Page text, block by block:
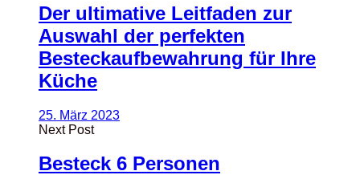
Der ultimative Leitfaden zur
Auswahl der perfekten
Besteckaufbewahrung für Ihre
Küche
25. März 2023
Next Post
Besteck 6 Personen